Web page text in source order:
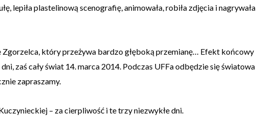
lepiła plastelinową scenografię, animowała, robiła zdjęcia i nagrywała
Zgorzelca, który przeżywa bardzo głęboką przemianę… Efekt końcowy
zaś cały świat 14. marca 2014. Podczas UFFa odbędzie się światowa
zapraszamy.
– za cierpliwość i te trzy niezwykłe dni.